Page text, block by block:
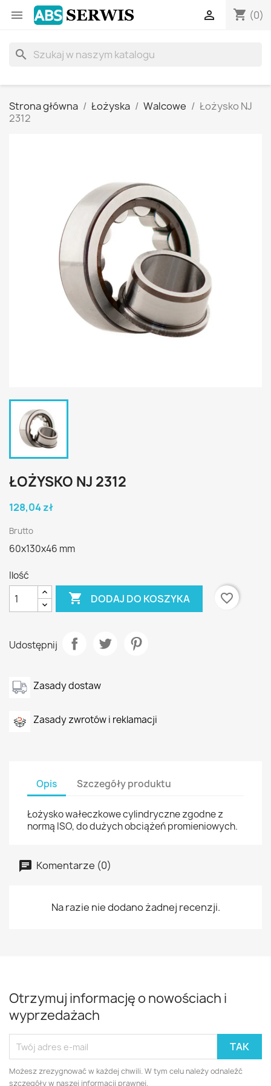
 shopping_cart (0)

search
Strona główna Łożyska Walcowe
Łożysko NJ
2312
ŁOŻYSKO NJ 2312
128,04 zł
Brutto
60x130x46 mm
Ilość
 DODAJ DO KOSZYKA favorite_border
Udostępnij
Zasady dostaw
Zasady zwrotów i reklamacji
Opis Szczegóły produktu
Łożysko wałeczkowe cylindryczne zgodne z
normą ISO, do dużych obciążeń promieniowych.
Komentarze (0)
Na razie nie dodano żadnej recenzji.
Otrzymuj informację o nowościach i
wyprzedażach
Możesz zrezygnować w każdej chwili. W tym celu należy odnaleźć
szczegóły w naszej informacji prawnej.